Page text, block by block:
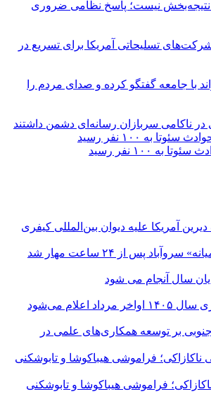
نتیجه‌بخش نیست؛ پاسخ نظامی ضروری
تسلیحاتی آمریکا برای تسریع در
با جامعه گفتگو کرده و صدای مردم را
در ناکامی سربازان رسانه‌ای دشمن داشتند
به ۱۰۰ نفر رسید
پس از ۲۴ ساعت مهار شد
سال آنجام می شود
اعلام می‌شود
جنوبی بر توسعه همکاری‌های علمی در
فراموشی هیباکوشا و تابوشکنی